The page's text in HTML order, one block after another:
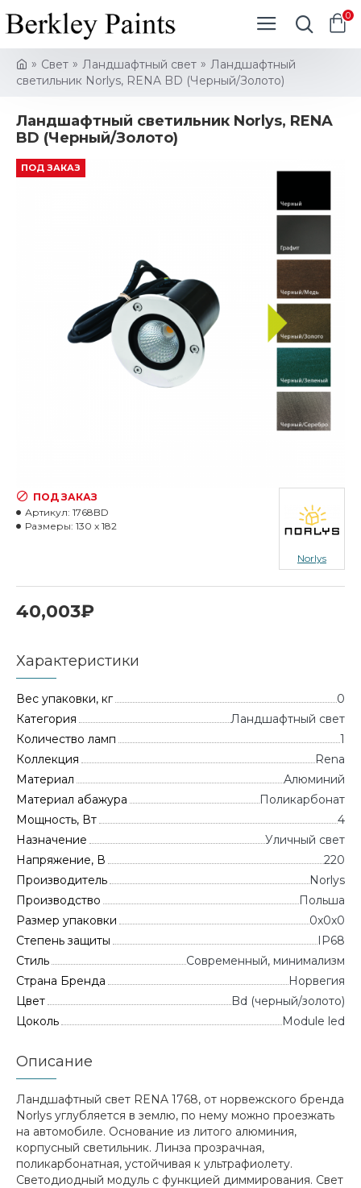
0
Свет Ландшафтный свет
Ландшафтный
светильник Norlys, RENA BD (Черный/Золото)
Ландшафтный светильник Norlys, RENA
BD (Черный/Золото)
ПОД ЗАКАЗ
40,003₽
ПОД ЗАКАЗ
Артикул: 1768BD
Размеры: 130 x 182
Norlys
Характеристики
Вес упаковки, кг
0
Категория
Ландшафтный свет
Количество ламп
1
Коллекция
Rena
Материал
Алюминий
Материал абажура
Поликарбонат
Мощность, Вт
4
Назначение
Уличный свет
Напряжение, В
220
Производитель
Norlys
Производство
Польша
Размер упаковки
0x0x0
Степень защиты
IP68
Стиль
Современный, минимализм
Страна Бренда
Норвегия
Цвет
Bd (черный/золото)
Цоколь
Module led
Описание
Ландшафтный свет RENA 1768, от норвежского бренда
Norlys углубляется в землю, по нему можно проезжать
на автомобиле. Основание из литого алюминия,
корпусный светильник. Линза прозрачная,
поликарбонатная, устойчивая к ультрафиолету.
Светодиодный модуль с функцией диммирования. Свет